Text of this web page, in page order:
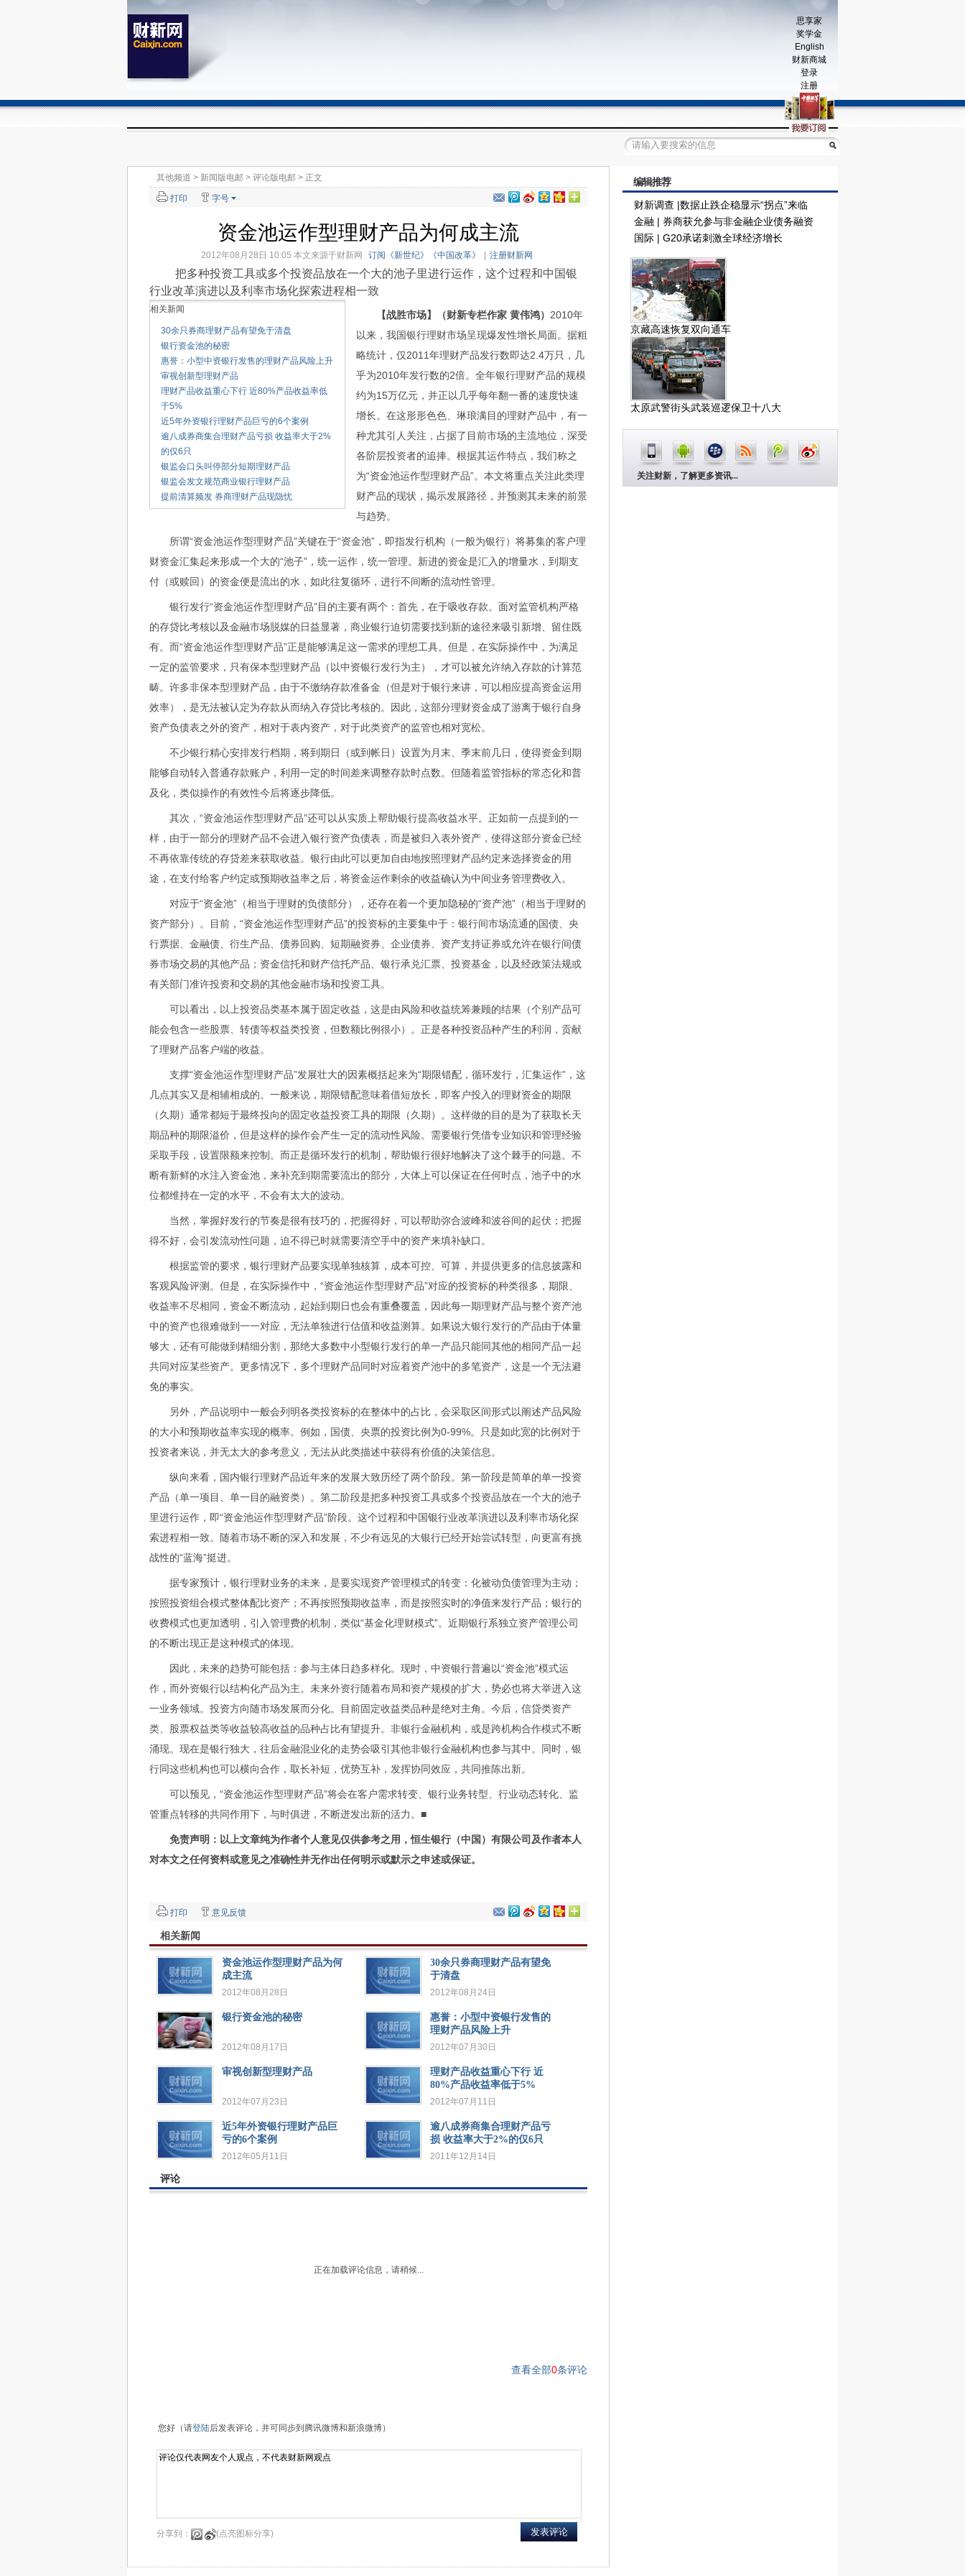
思享家
奖学金
English
财新商城
登录
注册
其他频道 > 新闻版电邮 > 评论版电邮 > 正文
打印 字号
资金池运作型理财产品为何成主流
2012年08月28日 10:05 本文来源于财新网 订阅《新世纪》《中国改革》 注册财新网
把多种投资工具或多个投资品放在一个大的池子里进行运作，这个过程和中国银
行业改革演进以及利率市场化探索进程相一致
相关新闻
30余只券商理财产品有望免于清盘
银行资金池的秘密
惠誉：小型中资银行发售的理财产品风险上升
审视创新型理财产品
理财产品收益重心下行 近80%产品收益率低
于5%
近5年外资银行理财产品巨亏的6个案例
逾八成券商集合理财产品亏损 收益率大于2%
的仅6只
银监会口头叫停部分短期理财产品
银监会发文规范商业银行理财产品
提前清算频发 券商理财产品现隐忧
【战胜市场】（财新专栏作家 黄伟鸿） 2010年
以来，我国银行理财市场呈现爆发性增长局面。据粗
略统计，仅2011年理财产品发行数即达2.4万只，几
乎为2010年发行数的2倍。全年银行理财产品的规模
约为15万亿元，并正以几乎每年翻一番的速度快速
增长。在这形形色色、琳琅满目的理财产品中，有一
种尤其引人关注，占据了目前市场的主流地位，深受
各阶层投资者的追捧。根据其运作特点，我们称之
为“资金池运作型理财产品”。本文将重点关注此类理
财产品的现状，揭示发展路径，并预测其未来的前景
与趋势。
所谓“资金池运作型理财产品”关键在于“资金池”，即指发行机构（一般为银行）将募集的客户理
财资金汇集起来形成一个大的“池子”，统一运作，统一管理。新进的资金是汇入的增量水，到期支
付（或赎回）的资金便是流出的水，如此往复循环，进行不间断的流动性管理。
银行发行“资金池运作型理财产品”目的主要有两个：首先，在于吸收存款。面对监管机构严格
的存贷比考核以及金融市场脱媒的日益显著，商业银行迫切需要找到新的途径来吸引新增、留住既
有。而“资金池运作型理财产品”正是能够满足这一需求的理想工具。但是，在实际操作中，为满足
一定的监管要求，只有保本型理财产品（以中资银行发行为主），才可以被允许纳入存款的计算范
畴。许多非保本型理财产品，由于不缴纳存款准备金（但是对于银行来讲，可以相应提高资金运用
效率），是无法被认定为存款从而纳入存贷比考核的。因此，这部分理财资金成了游离于银行自身
资产负债表之外的资产，相对于表内资产，对于此类资产的监管也相对宽松。
不少银行精心安排发行档期，将到期日（或到帐日）设置为月末、季末前几日，使得资金到期
能够自动转入普通存款账户，利用一定的时间差来调整存款时点数。但随着监管指标的常态化和普
及化，类似操作的有效性今后将逐步降低。
其次，“资金池运作型理财产品”还可以从实质上帮助银行提高收益水平。正如前一点提到的一
样，由于一部分的理财产品不会进入银行资产负债表，而是被归入表外资产，使得这部分资金已经
不再依靠传统的存贷差来获取收益。银行由此可以更加自由地按照理财产品约定来选择资金的用
途，在支付给客户约定或预期收益率之后，将资金运作剩余的收益确认为中间业务管理费收入。
对应于“资金池”（相当于理财的负债部分），还存在着一个更加隐秘的“资产池”（相当于理财的
资产部分）。目前，“资金池运作型理财产品”的投资标的主要集中于：银行间市场流通的国债、央
行票据、金融债、衍生产品、债券回购、短期融资券、企业债券、资产支持证券或允许在银行间债
券市场交易的其他产品；资金信托和财产信托产品、银行承兑汇票、投资基金，以及经政策法规或
有关部门准许投资和交易的其他金融市场和投资工具。
可以看出，以上投资品类基本属于固定收益，这是由风险和收益统筹兼顾的结果（个别产品可
能会包含一些股票、转债等权益类投资，但数额比例很小）。正是各种投资品种产生的利润，贡献
了理财产品客户端的收益。
支撑“资金池运作型理财产品”发展壮大的因素概括起来为“期限错配，循环发行，汇集运作”，这
几点其实又是相辅相成的。一般来说，期限错配意味着借短放长，即客户投入的理财资金的期限
（久期）通常都短于最终投向的固定收益投资工具的期限（久期）。这样做的目的是为了获取长天
期品种的期限溢价，但是这样的操作会产生一定的流动性风险。需要银行凭借专业知识和管理经验
采取手段，设置限额来控制。而正是循环发行的机制，帮助银行很好地解决了这个棘手的问题。不
断有新鲜的水注入资金池，来补充到期需要流出的部分，大体上可以保证在任何时点，池子中的水
位都维持在一定的水平，不会有太大的波动。
当然，掌握好发行的节奏是很有技巧的，把握得好，可以帮助弥合波峰和波谷间的起伏；把握
得不好，会引发流动性问题，迫不得已时就需要清空手中的资产来填补缺口。
根据监管的要求，银行理财产品要实现单独核算，成本可控、可算，并提供更多的信息披露和
客观风险评测。但是，在实际操作中，“资金池运作型理财产品”对应的投资标的种类很多，期限、
收益率不尽相同，资金不断流动，起始到期日也会有重叠覆盖，因此每一期理财产品与整个资产池
中的资产也很难做到一一对应，无法单独进行估值和收益测算。如果说大银行发行的产品由于体量
够大，还有可能做到精细分割，那绝大多数中小型银行发行的单一产品只能同其他的相同产品一起
共同对应某些资产。更多情况下，多个理财产品同时对应着资产池中的多笔资产，这是一个无法避
免的事实。
另外，产品说明中一般会列明各类投资标的在整体中的占比，会采取区间形式以阐述产品风险
的大小和预期收益率实现的概率。例如，国债、央票的投资比例为0-99%。只是如此宽的比例对于
投资者来说，并无太大的参考意义，无法从此类描述中获得有价值的决策信息。
纵向来看，国内银行理财产品近年来的发展大致历经了两个阶段。第一阶段是简单的单一投资
产品（单一项目、单一目的融资类）。第二阶段是把多种投资工具或多个投资品放在一个大的池子
里进行运作，即“资金池运作型理财产品”阶段。这个过程和中国银行业改革演进以及利率市场化探
索进程相一致。随着市场不断的深入和发展，不少有远见的大银行已经开始尝试转型，向更富有挑
战性的“蓝海”挺进。
据专家预计，银行理财业务的未来，是要实现资产管理模式的转变：化被动负债管理为主动；
按照投资组合模式整体配比资产；不再按照预期收益率，而是按照实时的净值来发行产品；银行的
收费模式也更加透明，引入管理费的机制，类似“基金化理财模式”。近期银行系独立资产管理公司
的不断出现正是这种模式的体现。
因此，未来的趋势可能包括：参与主体日趋多样化。现时，中资银行普遍以“资金池”模式运
作，而外资银行以结构化产品为主。未来外资行随着布局和资产规模的扩大，势必也将大举进入这
一业务领域。投资方向随市场发展而分化。目前固定收益类品种是绝对主角。今后，信贷类资产
类、股票权益类等收益较高收益的品种占比有望提升。非银行金融机构，或是跨机构合作模式不断
涌现。现在是银行独大，往后金融混业化的走势会吸引其他非银行金融机构也参与其中。同时，银
行同这些机构也可以横向合作，取长补短，优势互补，发挥协同效应，共同推陈出新。
可以预见，“资金池运作型理财产品”将会在客户需求转变、银行业务转型、行业动态转化、监
管重点转移的共同作用下，与时俱进，不断迸发出新的活力。■
免责声明：以上文章纯为作者个人意见仅供参考之用，恒生银行（中国）有限公司及作者本人
对本文之任何资料或意见之准确性并无作出任何明示或默示之申述或保证。
打印 意见反馈
相关新闻
资金池运作型理财产品为何
成主流
2012年08月28日
30余只券商理财产品有望免
于清盘
2012年08月24日
银行资金池的秘密
2012年08月17日
惠誉：小型中资银行发售的
理财产品风险上升
2012年07月30日
审视创新型理财产品
2012年07月23日
理财产品收益重心下行 近
80%产品收益率低于5%
2012年07月11日
近5年外资银行理财产品巨
亏的6个案例
2012年05月11日
逾八成券商集合理财产品亏
损 收益率大于2%的仅6只
2011年12月14日
评论
正在加载评论信息，请稍候...
查看全部0条评论
您好（请登陆后发表评论，并可同步到腾讯微博和新浪微博）
分享到： (点亮图标分享)
编辑推荐
财新调查 |数据止跌企稳显示“拐点”来临
金融 | 券商获允参与非金融企业债务融资
国际 | G20承诺刺激全球经济增长
京藏高速恢复双向通车
太原武警街头武装巡逻保卫十八大
关注财新，了解更多资讯...